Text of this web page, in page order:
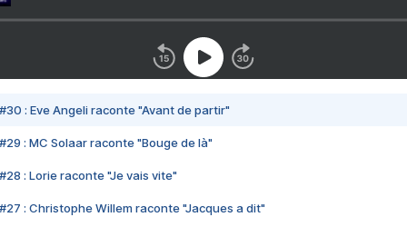
#30 : Eve Angeli raconte "Avant de partir"
#29 : MC Solaar raconte "Bouge de là"
#28 : Lorie raconte "Je vais vite"
#27 : Christophe Willem raconte "Jacques a dit"